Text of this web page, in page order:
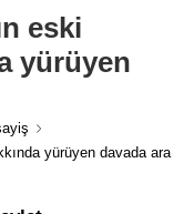
eski
yürüyen
yürüyen davada ara